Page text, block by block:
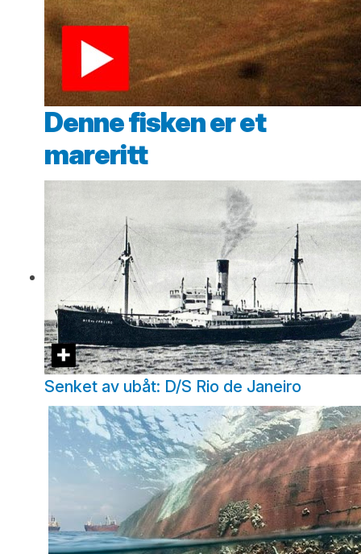
Denne fisken er et
mareritt
Senket av ubåt: D/S Rio de Janeiro